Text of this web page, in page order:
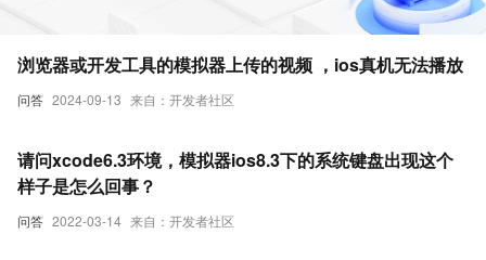
问答 2024-09-13 来自：开发者社区
浏览器或开发工具的模拟器上传的视频 ，ios真机无法播放
问答 2022-03-14 来自：开发者社区
请问xcode6.3环境，模拟器ios8.3下的系统键盘出现这个
样子是怎么回事？